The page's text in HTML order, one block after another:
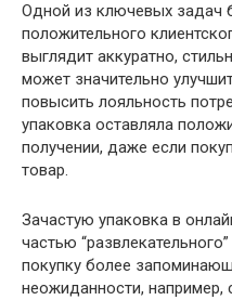
Одной из ключевых задач
положительного
выглядит аккуратно,
может значительно
повысить лояльность
упаковка оставляла
получении, даже если
товар.
Зачастую упаковка в
частью
покупку более
неожиданности,